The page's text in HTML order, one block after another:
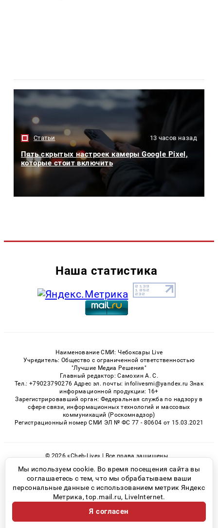
Статьи 13 часов назад
Пять скрытых настроек камеры Google Pixel,
которые стоит включить
Наша статистика
Наименование СМИ: Чебоксары Live
Учредитель: Общество с ограниченной ответственностью
"Лучшие Медиа Решения"
Главный редактор: Самохин А. С.
Тел.: +79023790276 Адрес эл. почты: infolivesmi@yandex.ru Знак
информационной продукции: 16+
Зарегистрировавший орган: Федеральная служба по надзору в
сфере связи, информационных технологий и массовых
коммуникаций (Роскомнадзор)
Регистрационный номер СМИ ЭЛ № ФС 77 - 80604 от 15.03.2021
© 2026 «Cheb-Live» | Все права защищены
Возрастная категория сайта 16+
Политика конфиденциальности
Мы используем cookie. Во время посещения сайта вы
соглашаетесь с тем, что мы обрабатываем ваши
персональные данные с использованием метрик Яндекс
Метрика, top.mail.ru, LiveInternet.
Я согласен